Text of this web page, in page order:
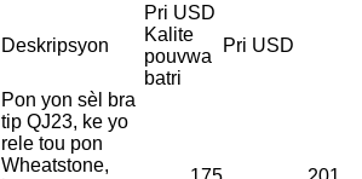
Deskripsyon
Pri USD
Kalite
pouvwa
batri
Pri USD
Pon yon sèl bra
tip QJ23, ke yo
rele tou pon
Wheatstone,